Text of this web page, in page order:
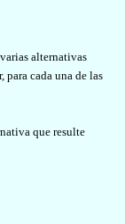
alternativas
cada una de las
que resulte